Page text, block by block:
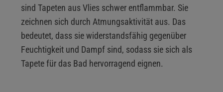
sind Tapeten aus Vlies schwer entflammbar. Sie
zeichnen sich durch Atmungsaktivität aus. Das
bedeutet, dass sie widerstandsfähig gegenüber
Feuchtigkeit und Dampf sind, sodass sie sich als
Tapete für das Bad hervorragend eignen.